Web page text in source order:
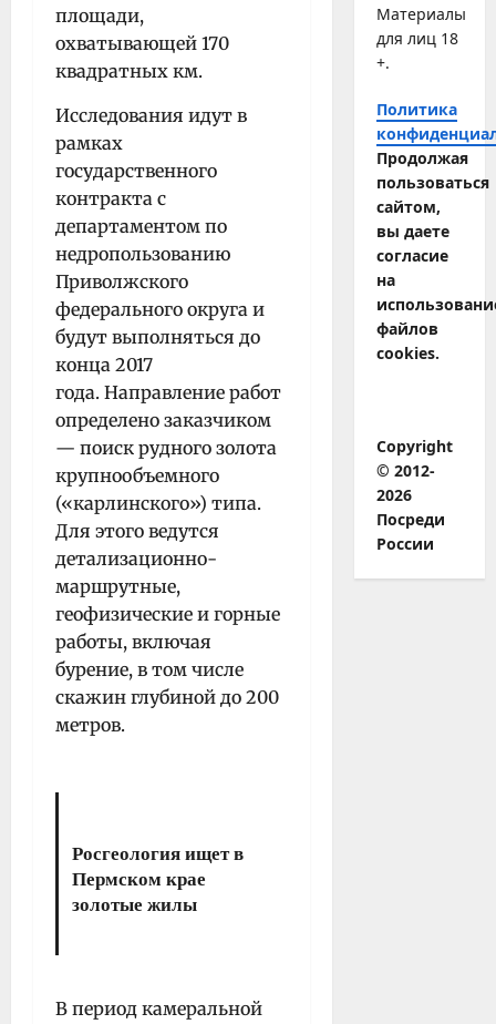
площади,
охватывающей 170
квадратных км.
Исследования идут в
рамках
государственного
контракта с
департаментом по
недропользованию
Приволжского
федерального округа и
будут выполняться до
конца 2017
года. Направление работ
определено заказчиком
— поиск рудного золота
крупнообъемного
(«карлинского») типа.
Для этого ведутся
детализационно-
маршрутные,
геофизические и горные
работы, включая
бурение, в том числе
скажин глубиной до 200
метров.
Росгеология ищет в
Пермском крае
золотые жилы
В период камеральной
Материалы
для лиц 18
+.
Политика
Продолжая
пользоваться
сайтом,
вы даете
согласие
на
файлов
cookies.
Copyright
© 2012-
2026
Посреди
России